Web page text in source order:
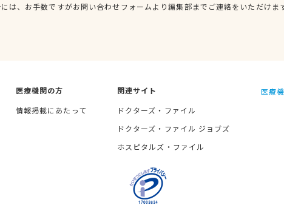
は、お手数ですがお問い合わせフォームより編集部までご連絡をいただけま
医療機関の方
情報掲載にあたって
関連サイト
ドクターズ・ファイル
ドクターズ・ファイル ジョブズ
ホスピタルズ・ファイル
医療